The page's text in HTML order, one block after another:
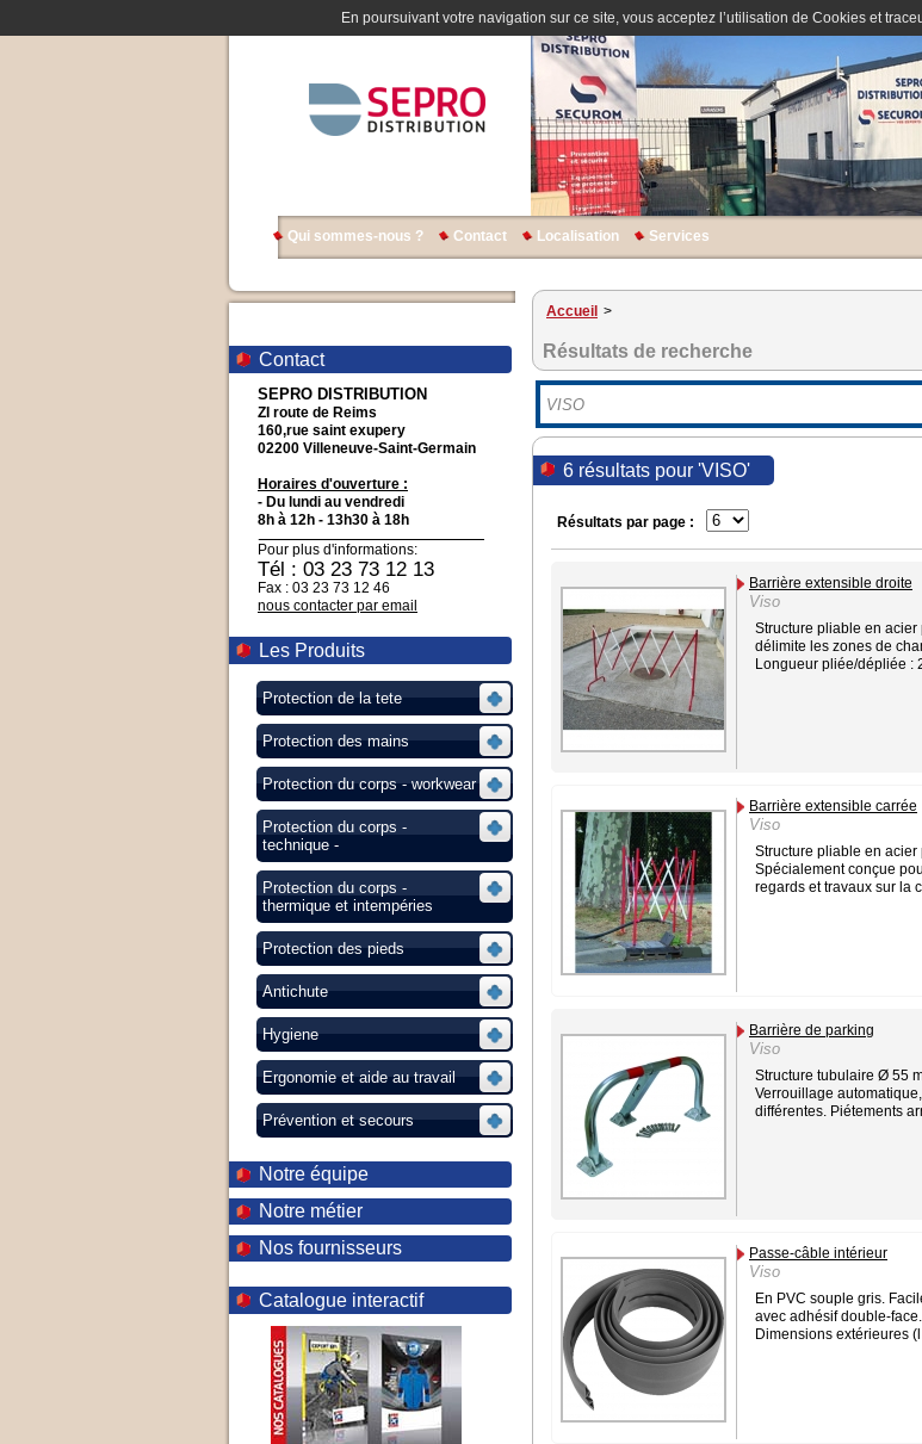
En poursuivant votre navigation sur ce site, vous acceptez l’utilisation de Cookies et
Qui sommes-nous ? Contact Localisation Services
Contact
SEPRO DISTRIBUTION
ZI route de Reims
160,rue saint exupery
02200 Villeneuve-Saint-Germain
Horaires d'ouverture :
- Du lundi au vendredi
8h à 12h - 13h30 à 18h
Pour plus d'informations:
Tél : 03 23 73 12 13
Fax : 03 23 73 12 46
nous contacter par email
Les Produits
Protection de la tete
Protection des mains
Protection du corps - workwear
Protection du corps -
technique -
Protection du corps -
thermique et intempéries
Protection des pieds
Antichute
Hygiene
Ergonomie et aide au travail
Prévention et secours
Notre équipe
Notre métier
Nos fournisseurs
Catalogue interactif
Accueil >
Résultats de recherche
6 résultats pour 'VISO'
Résultats par page :
Barrière extensible droite
Viso
Structure pliable en
délimite les zones de
Longueur pliée/dépliée :
Barrière extensible carrée
Viso
Structure pliable en
Spécialement conçue
regards et travaux sur la
Barrière de parking
Viso
Structure tubulaire Ø 55
Verrouillage
différentes. Piétements
Passe-câble intérieur
Viso
En PVC souple gris.
avec adhésif double-
Dimensions extérieures